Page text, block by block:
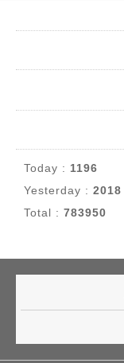
Today : 1196
Yesterday : 2018
Total : 783950